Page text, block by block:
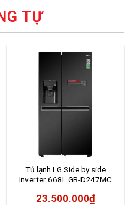
TỰ
Tủ lạnh LG Side by side
Inverter 668L GR-D247MC
23.500.000₫